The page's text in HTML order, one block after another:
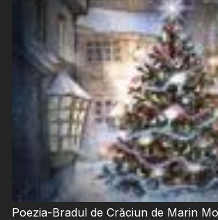
Poezia-Bradul de Crăciun de Marin